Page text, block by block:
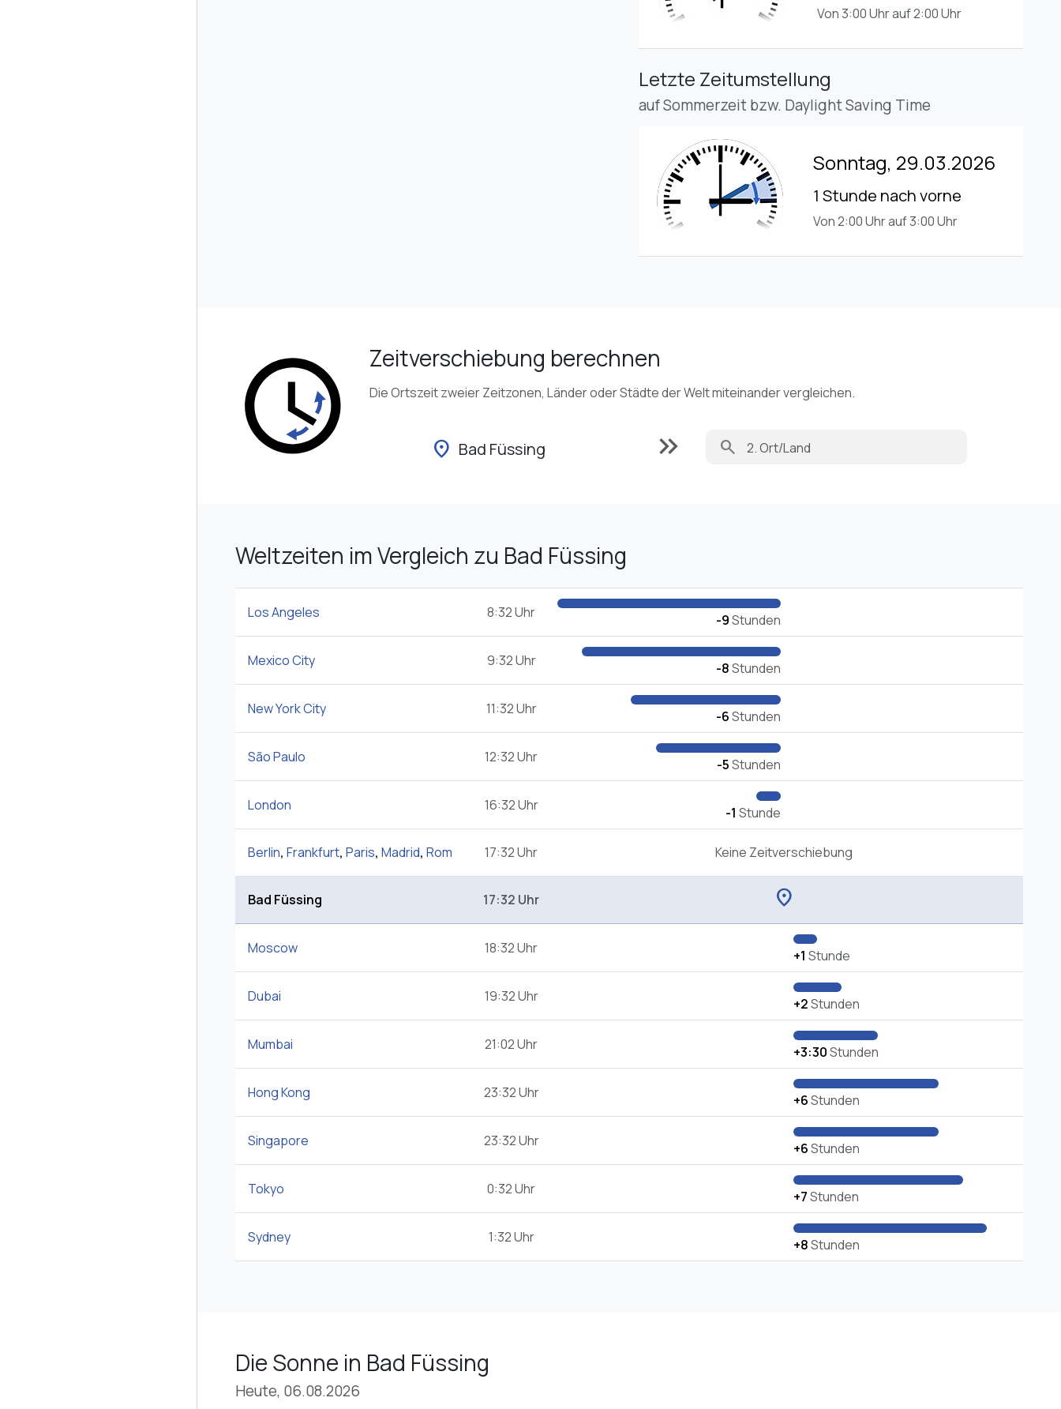
Von 3:00 Uhr auf 2:00 Uhr
Letzte Zeitumstellung
auf Sommerzeit bzw. Daylight Saving Time
Sonntag, 29.03.2026
1 Stunde nach vorne
Von 2:00 Uhr auf 3:00 Uhr
Zeitverschiebung berechnen
Die Ortszeit zweier Zeitzonen, Länder oder Städte der Welt miteinander vergleichen.
location_on Bad Füssing keyboard_double_arrow_right search
Weltzeiten im Vergleich zu Bad Füssing
Los Angeles 8:32 Uhr -9Stunden
Mexico City 9:32 Uhr -8Stunden
New York City 11:32 Uhr -6Stunden
São Paulo 12:32 Uhr -5Stunden
London 16:32 Uhr -1 Stunde
Berlin, Frankfurt, Paris, Madrid, Rom 17:32 Uhr Keine Zeitverschiebung
Bad Füssing 17:32 Uhr location_on
Moscow 18:32 Uhr +1 Stunde
Dubai 19:32 Uhr +2Stunden
Mumbai 21:02 Uhr +3:30Stunden
Hong Kong 23:32 Uhr +6Stunden
Singapore 23:32 Uhr +6Stunden
Tokyo 0:32 Uhr +7Stunden
Sydney 1:32 Uhr +8Stunden
Die Sonne in Bad Füssing
Heute, 06.08.2026